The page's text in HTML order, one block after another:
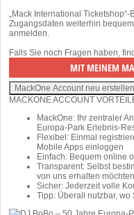
„Mack International
Zugangsdaten weiterhin
anmelden.
Falls Sie noch Fragen haben,
MACKONE ACCOUNT
MackOne: Ihr zentraler
Europa-Park Erlebnis-
Flexibel: Einmal
Mobile Apps einloggen
Einfach: Bequem online
Transparent: Selbst
von uns erhalten möchten
Sicher: Jederzeit volle
Tipp: Überall nutzbar,